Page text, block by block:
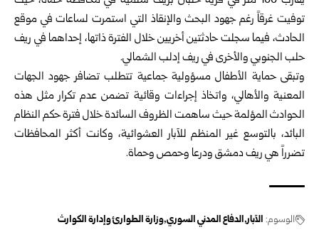
توفيت غرقاً رغم جهود البحث والإنقاذ التي استمرت لساعات في موقع
الحادث، فيما سجلت حادثتين أخريين خلال الفترة ذاتها، إحداهما في ريف
حلب الجنوبي والأخرى في ريف إدلب الشمالي.
وتبقى حماية الأطفال مسؤولية جماعية تتطلب تضافر جهود الجهات
المعنية والأهالي، واتخاذ إجراءات وقائية تضمن عدم تكرار مثل هذه
الحوادث المؤلمة حيث ساهمت الظروف السائدة خلال فترة حكم النظام
البائد، بالتوسع غير المنظم للآبار العشوائية، وكانت أكثر المحافظات
تضرراً هي ريف دمشق ودرعا وحمص وحماة.
الوسوم: الآبار الدفاع المدني السوري وزارة الطوارئ وإدارة الكوارث